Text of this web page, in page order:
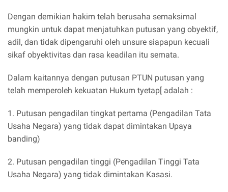
Dengan demikian hakim telah berusaha semaksimal
mungkin untuk dapat menjatuhkan putusan yang obyektif,
adil, dan tidak dipengaruhi oleh unsure siapapun kecuali
sikaf obyektivitas dan rasa keadilan itu semata.
Dalam kaitannya dengan putusan PTUN putusan yang
telah memperoleh kekuatan Hukum tyetap[ adalah :
1. Putusan pengadilan tingkat pertama (Pengadilan Tata
Usaha Negara) yang tidak dapat dimintakan Upaya
banding)
2. Putusan pengadilan tinggi (Pengadilan Tinggi Tata
Usaha Negara) yang tidak dimintakan Kasasi.